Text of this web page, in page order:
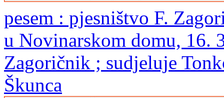
pesem : pjesništvo F.
u Novinarskom domu, 16.
Zagoričnik ; sudjeluje
Škunca